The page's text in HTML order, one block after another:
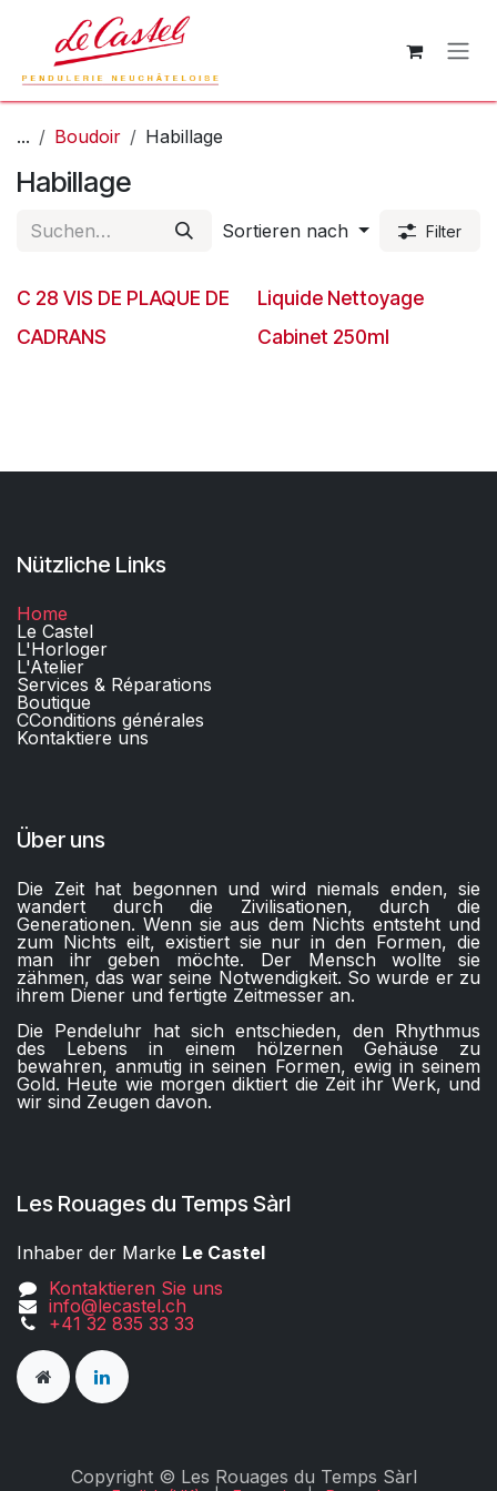
Zum Inhalt springen
... Boudoir Habillage
Habillage
Sortieren nach Filter
C 28 VIS DE PLAQUE DE
CADRANS
Liquide Nettoyage
Cabinet 250ml
Nützliche Links
Home
Le Castel
L'Horloger
L'Atelier
Services & Réparations
Boutique
CConditions générales
Kontaktiere uns​
Über uns
Die Zeit hat begonnen und wird niemals enden, sie
wandert durch die Zivilisationen, durch die
Generationen. Wenn sie aus dem Nichts entsteht und
zum Nichts eilt, existiert sie nur in den Formen, die
man ihr geben möchte. Der Mensch wollte sie
zähmen, das war seine Notwendigkeit. So wurde er zu
ihrem Diener und fertigte Zeitmesser an.
Die Pendeluhr hat sich entschieden, den Rhythmus
des Lebens in einem hölzernen Gehäuse zu
bewahren, anmutig in seinen Formen, ewig in seinem
Gold. Heute wie morgen diktiert die Zeit ihr Werk, und
wir sind Zeugen davon.
Les Rouages du Temps Sàrl
Inhaber der Marke Le Castel
Kontaktieren Sie uns
info@lecastel.ch
+41 32 835 33 33
Copyright © Les Rouages du Temps Sàrl